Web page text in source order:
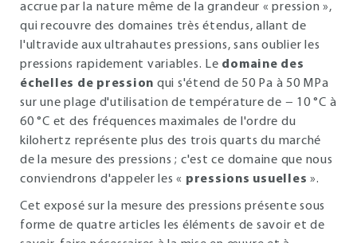
accrue par la nature même de la grandeur « pression »,
qui recouvre des domaines très étendus, allant de
l'ultravide aux ultrahautes pressions, sans oublier les
pressions rapidement variables. Le domaine des
échelles de pression qui s'étend de 50 Pa à 50 MPa
sur une plage d'utilisation de température de − 10 °C à
60 °C et des fréquences maximales de l'ordre du
kilohertz représente plus des trois quarts du marché
de la mesure des pressions ; c'est ce domaine que nous
conviendrons d'appeler les « pressions usuelles ».
Cet exposé sur la mesure des pressions présente sous
forme de quatre articles les éléments de savoir et de